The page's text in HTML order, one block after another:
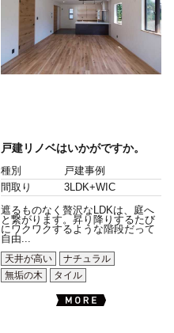
戸建リノベはいかがですか。
種別
戸建事例
間取り
3LDK+WIC
遮るものなく贅沢なLDKは、庭へ
と繋がります。昇り降りするたび
にワクワクするような階段だって
自由...
天井が高い
ナチュラル
無垢の木
タイル